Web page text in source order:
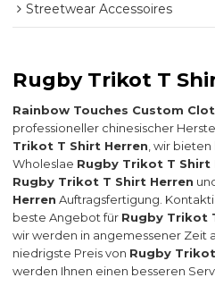
Streetwear Accessoires
Rugby Trikot T
Rainbow Touches Custom
professioneller chinesischer
Trikot T Shirt Herren , wir
Wholeslae Rugby Trikot T Shirt
Rugby Trikot T Shirt Herren
Herren Auftragsfertigung.
beste Angebot für Rugby Trikot
wir werden in angemessener Zeit
niedrigste Preis von Rugby
werden Ihnen einen besseren